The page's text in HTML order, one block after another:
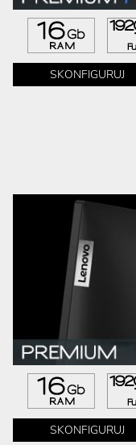
SKONFIGURUJ
SKONFIGURUJ